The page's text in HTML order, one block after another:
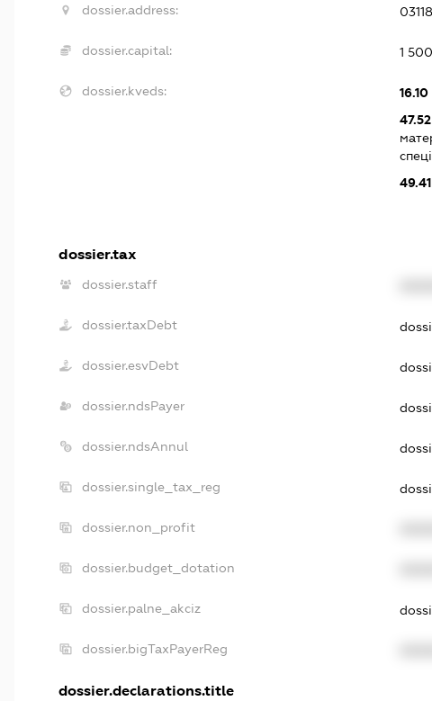
dossier.address:
dossier.capital: 1
dossier.kveds: 16.10
47.52
49.41
dossier.tax
dossier.staff
dossier.taxDebt
dossier.esvDebt
dossier.ndsPayer
dossier.ndsAnnul
dossier.single_tax_reg
dossier.non_profit
dossier.budget_dotation
dossier.palne_akciz
dossier.bigTaxPayerReg
dossier.declarations.title